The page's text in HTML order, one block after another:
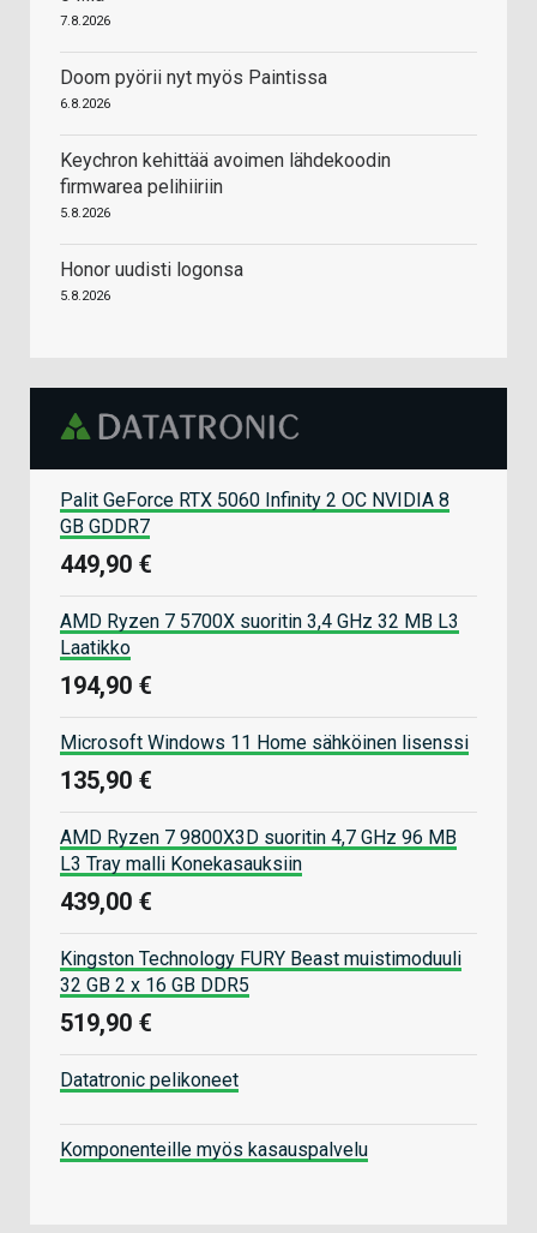
7.8.2026
Doom pyörii nyt myös Paintissa
6.8.2026
Keychron kehittää avoimen lähdekoodin
firmwarea pelihiiriin
5.8.2026
Honor uudisti logonsa
5.8.2026
Palit GeForce RTX 5060 Infinity 2 OC NVIDIA 8
GB GDDR7
449,90 €
AMD Ryzen 7 5700X suoritin 3,4 GHz 32 MB L3
Laatikko
194,90 €
Microsoft Windows 11 Home sähköinen lisenssi
135,90 €
AMD Ryzen 7 9800X3D suoritin 4,7 GHz 96 MB
L3 Tray malli Konekasauksiin
439,00 €
Kingston Technology FURY Beast muistimoduuli
32 GB 2 x 16 GB DDR5
519,90 €
Datatronic pelikoneet
Komponenteille myös kasauspalvelu